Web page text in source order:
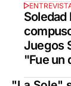
Soledad
Juegos
"Fue un